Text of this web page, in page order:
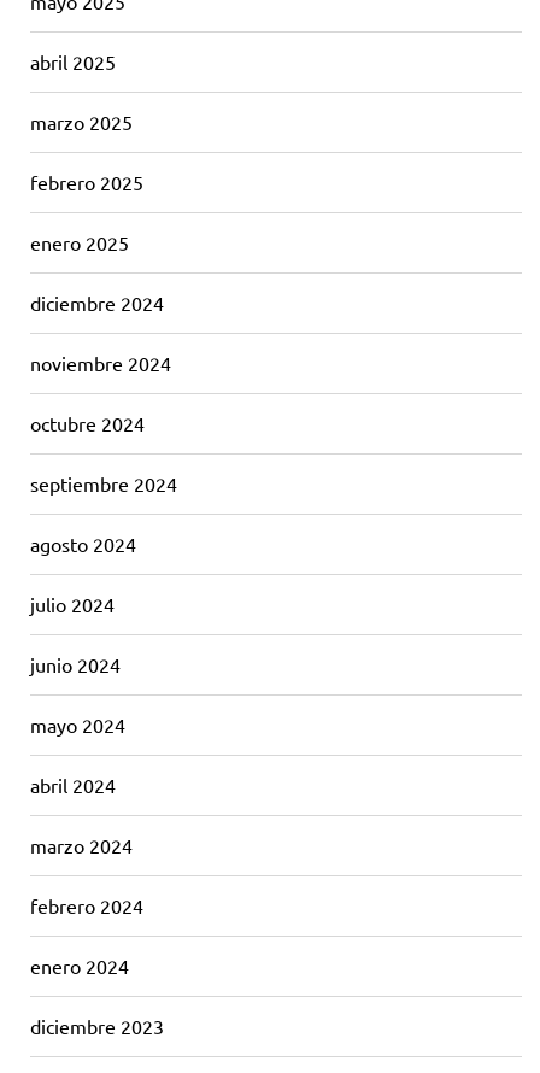
abril 2025
marzo 2025
febrero 2025
enero 2025
diciembre 2024
noviembre 2024
octubre 2024
septiembre 2024
agosto 2024
julio 2024
junio 2024
mayo 2024
abril 2024
marzo 2024
febrero 2024
enero 2024
diciembre 2023